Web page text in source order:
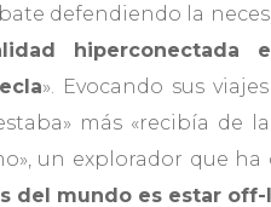
defendiendo la
hiperconectada
». Evocando sus
más «recibía de
un explorador que ha
del mundo es estar off-